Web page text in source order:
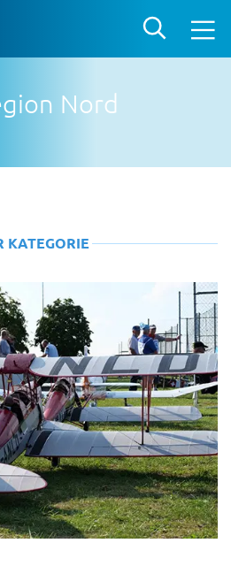
Nord
KATEGORIE